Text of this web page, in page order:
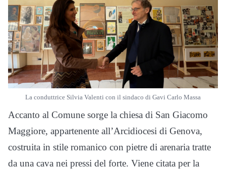
La conduttrice Silvia Valenti con il sindaco di Gavi Carlo Massa
Accanto al Comune sorge la chiesa di San Giacomo
Maggiore, appartenente all’Arcidiocesi di Genova,
costruita in stile romanico con pietre di arenaria tratte
da una cava nei pressi del forte. Viene citata per la